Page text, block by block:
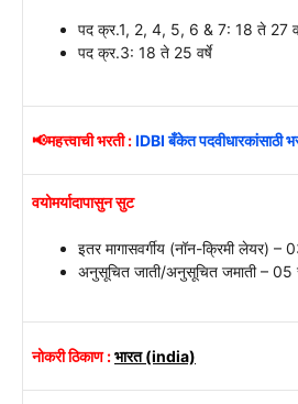
पद क्र.1, 2, 4, 5, 6 & 7: 18 ते 27
पद क्र.3: 18 ते 25 वर्षे
📢महत्त्वाची भरती :IDBI बँकेत पदवीधारकांसाठी
वयोमर्यादापासुन सुट
इतर मागासवर्गीय (नॉन-क्रिमी लेयर) –
अनुसूचित जाती/अनुसूचित जमाती – 05
नोकरी ठिकाण :भारत(india)